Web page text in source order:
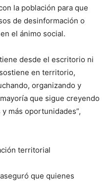
la población para que
de desinformación o
el ánimo social.
desde el escritorio ni
en territorio,
organizando y
que sigue creyendo
más oportunidades”,
territorial
que quienes